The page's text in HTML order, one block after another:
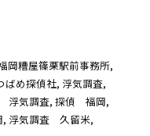
岡糟屋篠栗駅前事務所
ばめ探偵社 浮気調査
気調査 探偵 福岡
浮気調査 久留米